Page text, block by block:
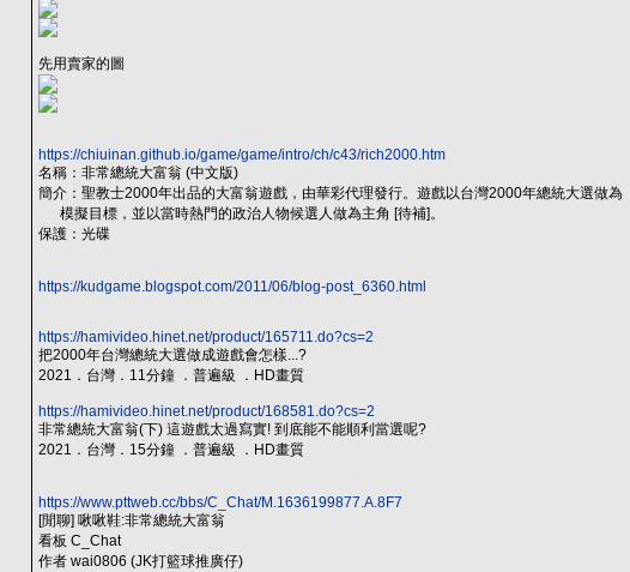
先用賣家的圖
https://chiuinan.github.io/game/game/intro/ch/c43/rich2000.htm
名稱：非常總統大富翁 (中文版)
簡介：聖教士2000年出品的大富翁遊戲，由華彩代理發行。遊戲以台灣2000年總統大選做為
模擬目標，並以當時熱門的政治人物候選人做為主角 [待補]。
保護：光碟
https://kudgame.blogspot.com/2011/06/blog-post_6360.html
https://hamivideo.hinet.net/product/165711.do?cs=2
把2000年台灣總統大選做成遊戲會怎樣...?
2021．台灣．11分鐘 ．普遍級 ．HD畫質
https://hamivideo.hinet.net/product/168581.do?cs=2
非常總統大富翁(下) 這遊戲太過寫實! 到底能不能順利當選呢?
2021．台灣．15分鐘 ．普遍級 ．HD畫質
https://www.pttweb.cc/bbs/C_Chat/M.1636199877.A.8F7
[閒聊] 啾啾鞋:非常總統大富翁
看板 C_Chat
作者 wai0806 (JK打籃球推廣仔)